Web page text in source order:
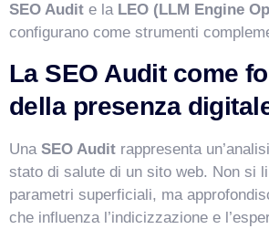
SEO Audit e la LEO (LLM Engine
configurano come strumenti
La SEO Audit come
della presenza
Una SEO Audit rappresenta
stato di salute di un sito web. Non si
parametri superficiali, ma
che influenza l’indicizzazione e
VismarChat
Salve! Sono VismarChat, l'agente AI di